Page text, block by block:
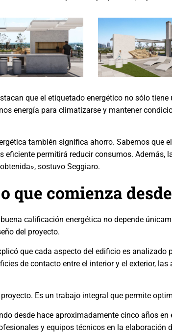
que el etiquetado energético no sólo
energía para climatizarse y mantener
también significa ahorro. Sabemos que
eficiente permitirá reducir consumos.
sostuvo Seggiaro.
que comienza
calificación energética no depende
del proyecto.
que cada aspecto del edificio es
de contacto entre el interior y el exterior,
Es un trabajo integral que permite
desde hace aproximadamente cinco años
y equipos técnicos en la